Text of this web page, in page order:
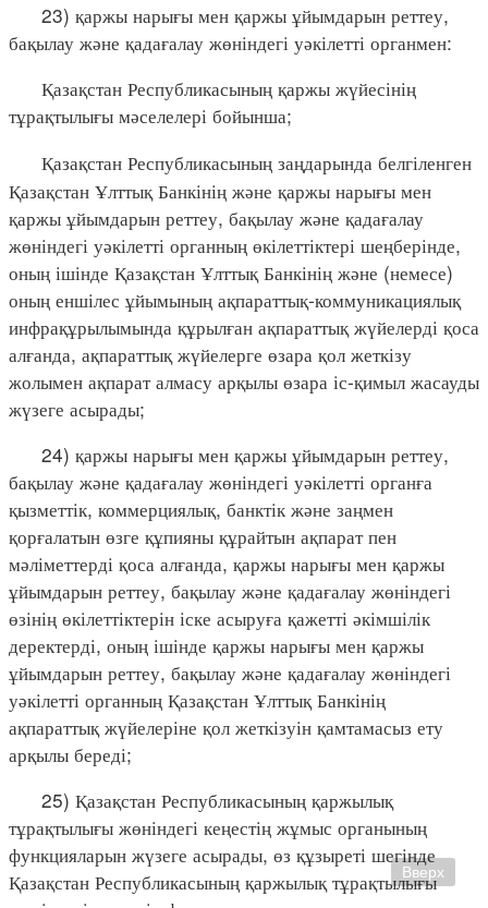
23) қаржы нарығы мен қаржы ұйымдарын реттеу,
бақылау және қадағалау жөніндегі уәкілетті органмен:
Қазақстан Республикасының қаржы жүйесінің
тұрақтылығы мәселелері бойынша;
Қазақстан Республикасының заңдарында белгіленген
Қазақстан Ұлттық Банкінің және қаржы нарығы мен
қаржы ұйымдарын реттеу, бақылау және қадағалау
жөніндегі уәкілетті органның өкілеттіктері шеңберінде,
оның ішінде Қазақстан Ұлттық Банкінің және (немесе)
оның еншілес ұйымының ақпараттық-коммуникациялық
инфрақұрылымында құрылған ақпараттық жүйелерді қоса
алғанда, ақпараттық жүйелерге өзара қол жеткізу
жолымен ақпарат алмасу арқылы өзара іс-қимыл жасауды
жүзеге асырады;
24) қаржы нарығы мен қаржы ұйымдарын реттеу,
бақылау және қадағалау жөніндегі уәкілетті органға
қызметтік, коммерциялық, банктік және заңмен
қорғалатын өзге құпияны құрайтын ақпарат пен
мәліметтерді қоса алғанда, қаржы нарығы мен қаржы
ұйымдарын реттеу, бақылау және қадағалау жөніндегі
өзінің өкілеттіктерін іске асыруға қажетті әкімшілік
деректерді, оның ішінде қаржы нарығы мен қаржы
ұйымдарын реттеу, бақылау және қадағалау жөніндегі
уәкілетті органның Қазақстан Ұлттық Банкінің
ақпараттық жүйелеріне қол жеткізуін қамтамасыз ету
арқылы береді;
25) Қазақстан Республикасының қаржылық
тұрақтылығы жөніндегі кеңестің жұмыс органының
функцияларын жүзеге асырады, өз құзыреті шегінде
Қазақстан Республикасының қаржылық тұрақтылығы
Вверх